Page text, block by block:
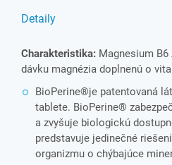
Detaily
Charakteristika: Magnesium
dávku magnézia doplnenú o
BioPerine®je patentovaná
tablete. BioPerine®
a zvyšuje biologickú
predstavuje jedinečné
organizmu o chýbajúce